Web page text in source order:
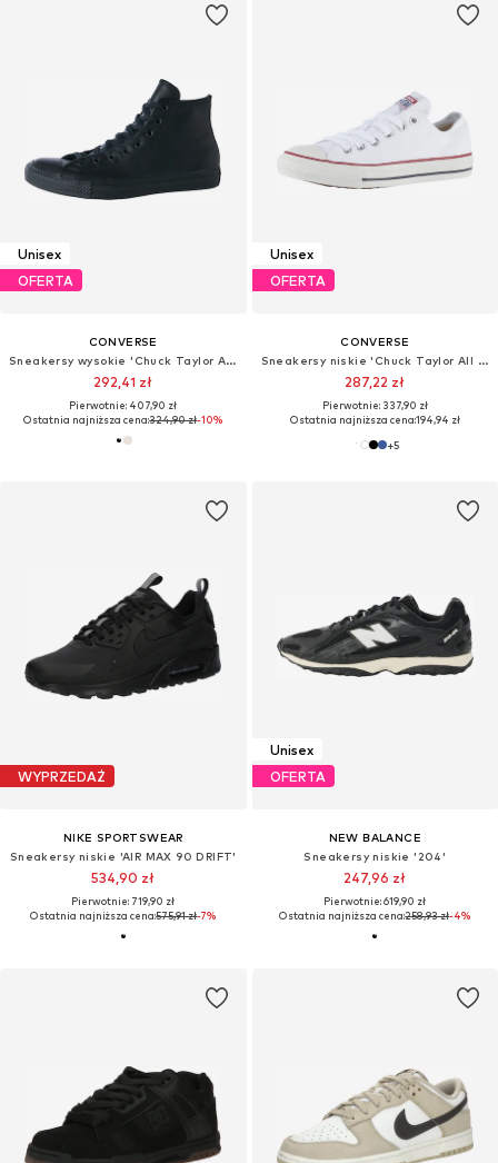
Unisex
OFERTA
CONVERSE
Sneakersy wysokie 'Chuck Taylor All Star Leather'
292,41 zł
Pierwotnie: 407,90 zł
Ostatnia najniższa cena:324,90 zł-10%
Unisex
OFERTA
CONVERSE
Sneakersy niskie 'Chuck Taylor All Star Classic'
287,22 zł
Pierwotnie: 337,90 zł
Ostatnia najniższa cena:194,94 zł
+5
WYPRZEDAŻ
NIKE SPORTSWEAR
Sneakersy niskie 'AIR MAX 90 DRIFT'
534,90 zł
Pierwotnie: 719,90 zł
Ostatnia najniższa cena:575,91 zł-7%
Unisex
OFERTA
NEW BALANCE
Sneakersy niskie '204'
247,96 zł
Pierwotnie: 619,90 zł
Ostatnia najniższa cena:258,93 zł-4%